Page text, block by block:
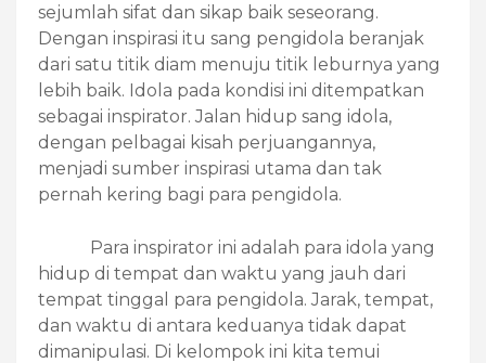
sejumlah sifat dan sikap baik seseorang.
Dengan inspirasi itu sang pengidola beranjak
dari satu titik diam menuju titik leburnya yang
lebih baik. Idola pada kondisi ini ditempatkan
sebagai inspirator. Jalan hidup sang idola,
dengan pelbagai kisah perjuangannya,
menjadi sumber inspirasi utama dan tak
pernah kering bagi para pengidola.
Para inspirator ini adalah para idola yang
hidup di tempat dan waktu yang jauh dari
tempat tinggal para pengidola. Jarak, tempat,
dan waktu di antara keduanya tidak dapat
dimanipulasi. Di kelompok ini kita temui